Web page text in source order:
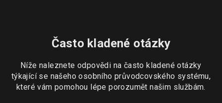
Často kladené otázky
Níže naleznete odpovědi na často kladené otázky
týkající se našeho osobního průvodcovského systému,
které vám pomohou lépe porozumět našim službám.